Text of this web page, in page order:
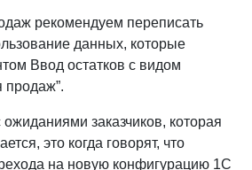
рекомендуем переписать
данных, которые
Ввод остатков с видом
продаж”.
заказчиков, которая
это когда говорят, что
на новую конфигурацию 1С